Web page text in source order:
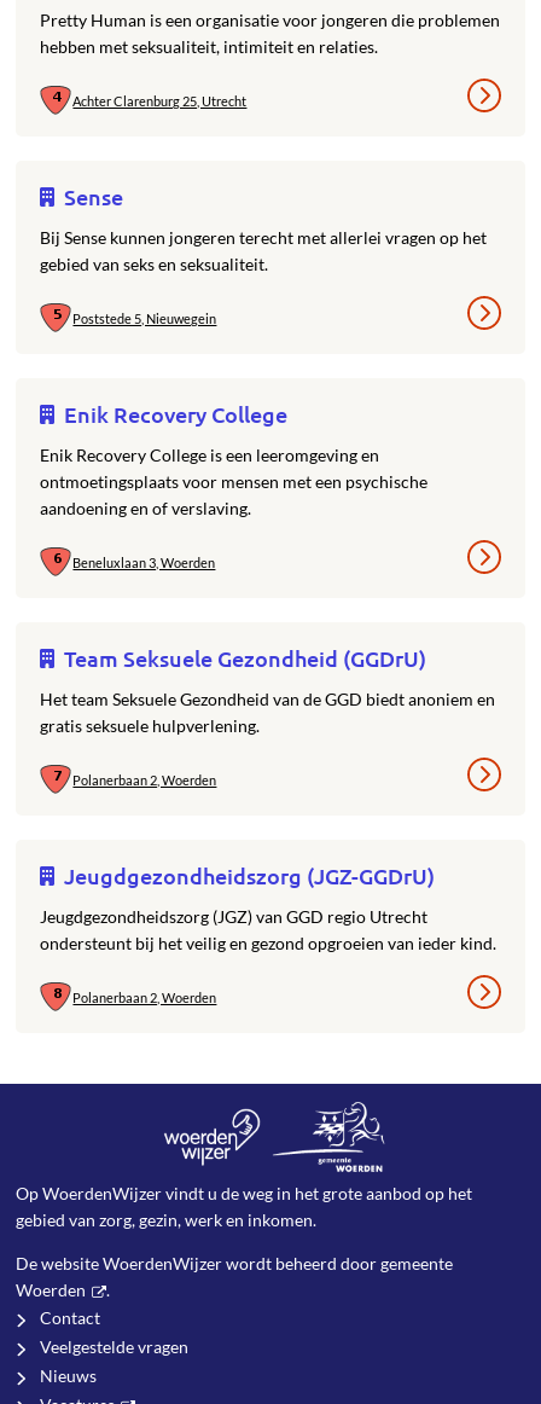
Pretty Human is een organisatie voor jongeren die problemen
hebben met seksualiteit, intimiteit en relaties.
Achter Clarenburg 25, Utrecht
Sense
Bij Sense kunnen jongeren terecht met allerlei vragen op het
gebied van seks en seksualiteit.
Poststede 5, Nieuwegein
Enik Recovery College
Enik Recovery College is een leeromgeving en
ontmoetingsplaats voor mensen met een psychische
aandoening en of verslaving.
Beneluxlaan 3, Woerden
Team Seksuele Gezondheid (GGDrU)
Het team Seksuele Gezondheid van de GGD biedt anoniem en
gratis seksuele hulpverlening.
Polanerbaan 2, Woerden
Jeugdgezondheidszorg (JGZ-GGDrU)
Jeugdgezondheidszorg (JGZ) van GGD regio Utrecht
ondersteunt bij het veilig en gezond opgroeien van ieder kind.
Polanerbaan 2, Woerden
Op WoerdenWijzer vindt u de weg in het grote aanbod op het
gebied van zorg, gezin, werk en inkomen.
De website WoerdenWijzer wordt beheerd doorgemeente
Woerden
.
Contact
Veelgestelde vragen
Nieuws